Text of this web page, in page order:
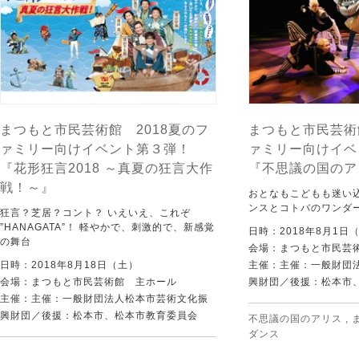
まつもと市民芸術館 2018夏のフ
ァミリー向けイベント第３弾！
『花形狂言2018 ～真夏の狂言大作
戦！～』
狂言？芝居？コント？ いえいえ、これぞ
”HANAGATA”！ 軽やかで、刺激的で、新感覚
の舞台
日時：2018年8月18日（土）
会場：まつもと市民芸術館 主ホール
主催：主催：一般財団法人松本市芸術文化振
興財団／後援：松本市、松本市教育委員会
まつもと市民芸
ァミリー向けイ
『不思議の国の
おとなもこどもも迷い
ンスとコトバのワンダ
日時：2018年8月1日
会場：まつもと市民
主催：主催：一般財団
興財団／後援：松本市
不思議の国のアリス ,
ダンス